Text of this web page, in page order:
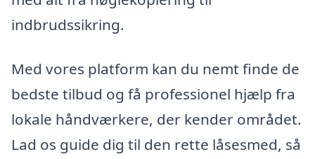
indbrudssikring.
Med vores platform kan du nemt finde de
bedste tilbud og få professionel hjælp fra
lokale håndværkere, der kender området.
Lad os guide dig til den rette låsesmed, så